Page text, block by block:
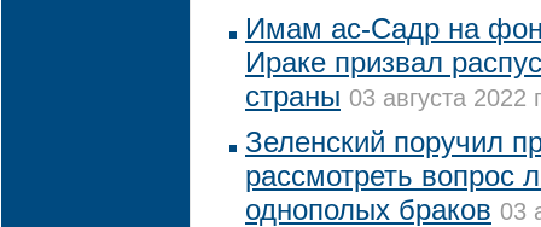
Имам ас-Садр на
Ираке призвал
страны 03 августа 2022
Зеленский поручил
рассмотреть вопрос
однополых браков 03